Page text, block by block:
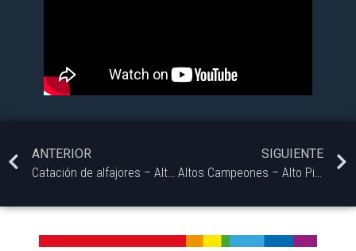
ANTERIOR
SIGUIENTE
Altos Campeones – Alto Ping | Vorterix Bahía.